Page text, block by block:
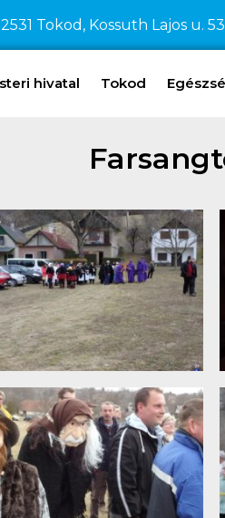
2531 Tokod, Kossuth Lajos u.
hivatal Tokod